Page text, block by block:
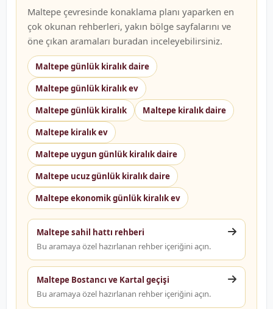
Maltepe çevresinde konaklama planı yaparken en
çok okunan rehberleri, yakın bölge sayfalarını ve
öne çıkan aramaları buradan inceleyebilirsiniz.
Maltepe günlük kiralık daire
Maltepe günlük kiralık ev
Maltepe günlük kiralık
Maltepe kiralık daire
Maltepe kiralık ev
Maltepe uygun günlük kiralık daire
Maltepe ucuz günlük kiralık daire
Maltepe ekonomik günlük kiralık ev
Maltepe sahil hattı rehberi
Bu aramaya özel hazırlanan rehber içeriğini açın.
Maltepe Bostancı ve Kartal geçişi
Bu aramaya özel hazırlanan rehber içeriğini açın.